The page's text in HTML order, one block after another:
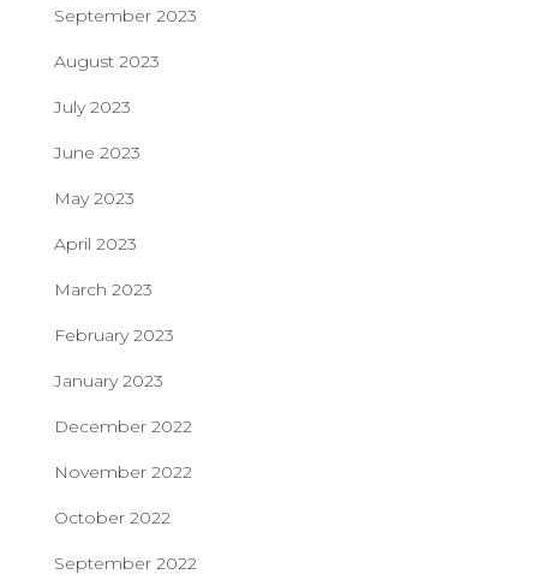
September 2023
August 2023
July 2023
June 2023
May 2023
April 2023
March 2023
February 2023
January 2023
December 2022
November 2022
October 2022
September 2022